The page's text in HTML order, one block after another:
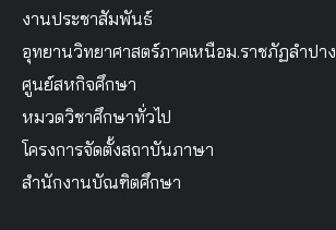
งานประชาสัมพันธ์
อุทยานวิทยาศาสตร์ภาคเหนือม.ราชภัฏลำปาง
ศูนย์สหกิจศึกษา
หมวดวิชาศึกษาทั่วไป
โครงการจัดตั้งสถาบันภาษา
สำนักงานบัณฑิตศึกษา